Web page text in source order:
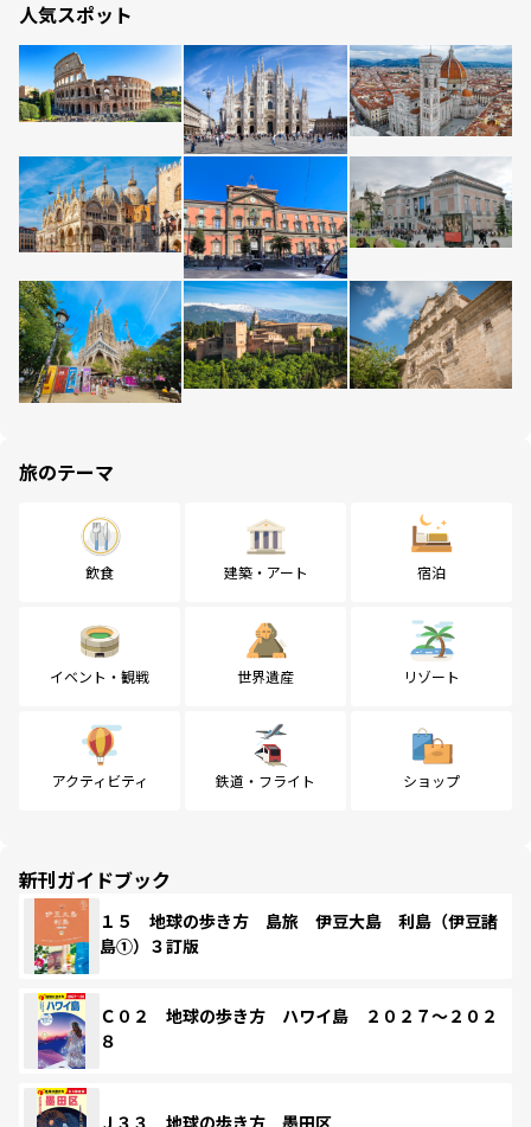
人気スポット
旅のテーマ
飲食 建築・アート 宿泊
イベント・観戦 世界遺産 リゾート
アクティビティ 鉄道・フライト ショップ
新刊ガイドブック
１５ 地球の歩き方 島旅 伊豆大島 利島（伊豆諸
島①）３訂版
Ｃ０２ 地球の歩き方 ハワイ島 ２０２７～２０２
８